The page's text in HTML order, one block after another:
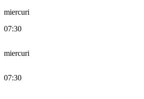
miercuri
07:30
miercuri
07:30